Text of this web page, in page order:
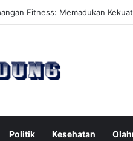
Pilates Reformer untuk
Politik Kesehatan